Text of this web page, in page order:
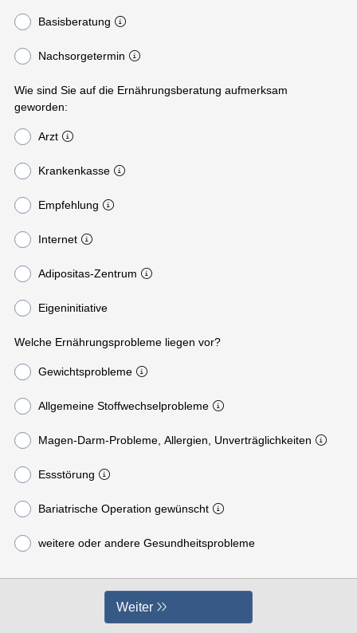
Basisberatung
Nachsorgetermin
Wie sind Sie auf die Ernährungsberatung aufmerksam
geworden:
Arzt
Krankenkasse
Empfehlung
Internet
Adipositas-Zentrum
Eigeninitiative
Welche Ernährungsprobleme liegen vor?
Gewichtsprobleme
Allgemeine Stoffwechselprobleme
Magen-Darm-Probleme, Allergien, Unverträglichkeiten
Essstörung
Bariatrische Operation gewünscht
weitere oder andere Gesundheitsprobleme
Weiter